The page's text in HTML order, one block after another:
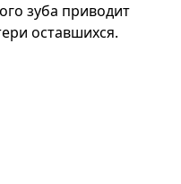
зуба приводит
оставшихся.